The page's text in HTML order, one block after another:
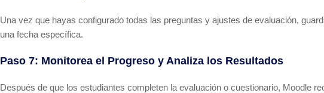
Una vez que hayas configurado todas las preguntas y ajustes de evaluación,
una fecha específica.
Paso 7: Monitorea el Progreso y Analiza los Resultados
Después de que los estudiantes completen la evaluación o cuestionario, Moodle